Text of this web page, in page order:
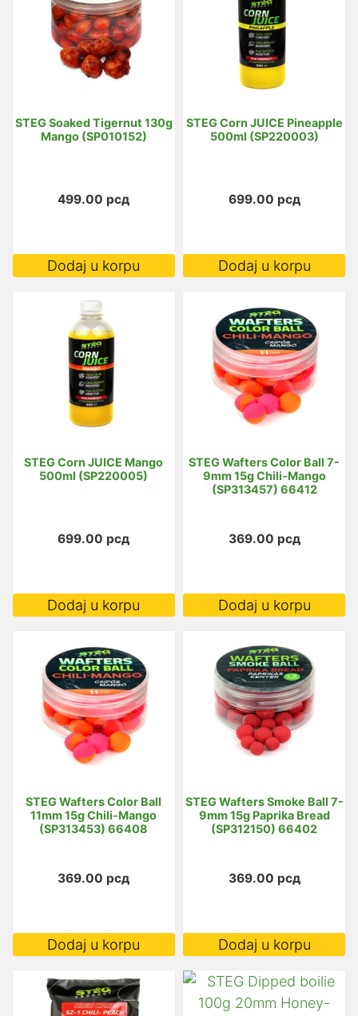
STEG Soaked Tigernut 130g
Mango (SP010152)
499.00 рсд
Dodaj u korpu
STEG Corn JUICE Pineapple
500ml (SP220003)
699.00 рсд
Dodaj u korpu
STEG Corn JUICE Mango
500ml (SP220005)
699.00 рсд
Dodaj u korpu
STEG Wafters Color Ball 7-
9mm 15g Chili-Mango
(SP313457) 66412
369.00 рсд
Dodaj u korpu
STEG Wafters Color Ball
11mm 15g Chili-Mango
(SP313453) 66408
369.00 рсд
Dodaj u korpu
STEG Wafters Smoke Ball 7-
9mm 15g Paprika Bread
(SP312150) 66402
369.00 рсд
Dodaj u korpu